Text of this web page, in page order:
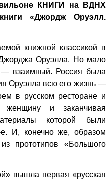
КНИГИ на ВДНХ
«Джордж Оруэлл.
книжной классикой в
Оруэлла. Но мало
— взаимный. Россия была
Оруэлла всю его жизнь —
в русском ресторане и
женщину и заканчивая
которой были
И, конечно же, образом
прототипов «Большого
вышла первая «русская